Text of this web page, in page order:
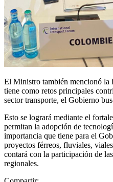
El Ministro también mencionó la
tiene como retos principales
sector transporte, el Gobierno
Esto se logrará mediante el
permitan la adopción de
importancia que tiene para el
proyectos férreos, fluviales,
contará con la participación de
regionales.